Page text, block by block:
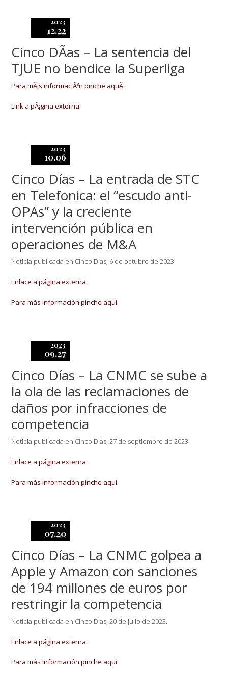
2023
12.22
Cinco DÃ­as – La sentencia del
TJUE no bendice la Superliga
Para mÃ¡s informaciÃ³n pinche aquÃ­.
Link a pÃ¡gina externa.
2023
10.06
Cinco Días – La entrada de STC
en Telefonica: el “escudo anti-
OPAs” y la creciente
intervención pública en
operaciones de M&A
Noticia publicada en Cinco Días, 6 de octubre de 2023
Enlace a página externa.
Para más información pinche aquí.
2023
09.27
Cinco Días – La CNMC se sube a
la ola de las reclamaciones de
daños por infracciones de
competencia
Noticia publicada en Cinco Días, 27 de septiembre de 2023.
Enlace a página externa.
Para más información pinche aquí.
2023
07.20
Cinco Días – La CNMC golpea a
Apple y Amazon con sanciones
de 194 millones de euros por
restringir la competencia
Noticia publicada en Cinco Días, 20 de julio de 2023.
Enlace a página externa.
Para más información pinche aquí.